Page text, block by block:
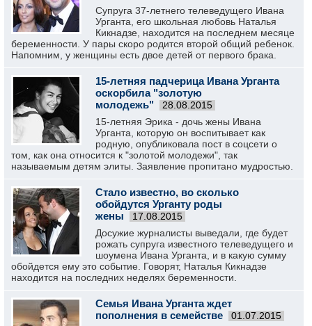
Супруга 37-летнего телеведущего Ивана
Урганта, его школьная любовь Наталья
Кикнадзе, находится на последнем месяце
беременности. У пары скоро родится второй общий ребенок.
Напомним, у женщины есть двое детей от первого брака.
15-летняя падчерица Ивана Урганта
оскорбила "золотую
молодежь"
28.08.2015
15-летняя Эрика - дочь жены Ивана
Урганта, которую он воспитывает как
родную, опубликовала пост в соцсети о
том, как она относится к "золотой молодежи", так
называемым детям элиты. Заявление пропитано мудростью.
Стало известно, во сколько
обойдутся Урганту роды
жены
17.08.2015
Досужие журналисты выведали, где будет
рожать супруга известного телеведущего и
шоумена Ивана Урганта, и в какую сумму
обойдется ему это событие. Говорят, Наталья Кикнадзе
находится на последних неделях беременности.
Семья Ивана Урганта ждет
пополнения в семействе
01.07.2015